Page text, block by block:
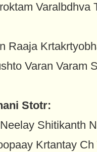
Varalbdhva
Raaja
Varan Varam
Stotr:
Shitikanth
Krtantay